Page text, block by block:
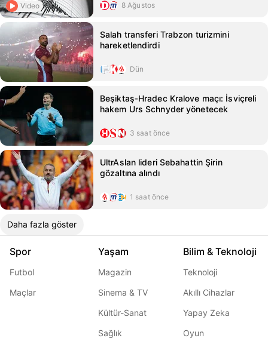
Video 8 Ağustos
Salah transferi Trabzon turizmini
hareketlendirdi
Dün
Beşiktaş‑Hradec Kralove maçı: İsviçreli
hakem Urs Schnyder yönetecek
3 saat önce
UltrAslan lideri Sebahattin Şirin
gözaltına alındı
1 saat önce
Daha fazla göster
Spor
Futbol
Maçlar
Yaşam
Magazin
Sinema & TV
Kültür-Sanat
Sağlık
Bilim & Teknoloji
Teknoloji
Akıllı Cihazlar
Yapay Zeka
Oyun